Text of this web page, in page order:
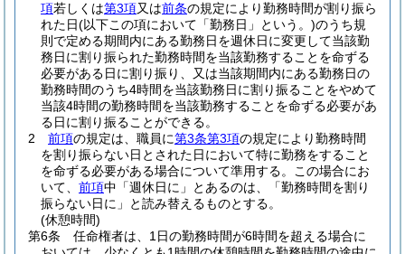
項若しくは第3項又は前条の規定により勤務時間が割り振ら
れた日(以下この項において「勤務日」という。)のうち規
則で定める期間内にある勤務日を週休日に変更して当該勤
務日に割り振られた勤務時間を当該勤務することを命ずる
必要がある日に割り振り、又は当該期間内にある勤務日の
勤務時間のうち4時間を当該勤務日に割り振ることをやめて
当該4時間の勤務時間を当該勤務することを命ずる必要があ
る日に割り振ることができる。
2
前項の規定は、職員に第3条第3項の規定により勤務時間
を割り振らない日とされた日において特に勤務をすること
を命ずる必要がある場合について準用する。
この場合にお
いて、 前項中「週休日に」とあるのは、「勤務時間を割り
振らない日に」と読み替えるものとする。
(休憩時間)
第6条
任命権者は、1日の勤務時間が6時間を超える場合に